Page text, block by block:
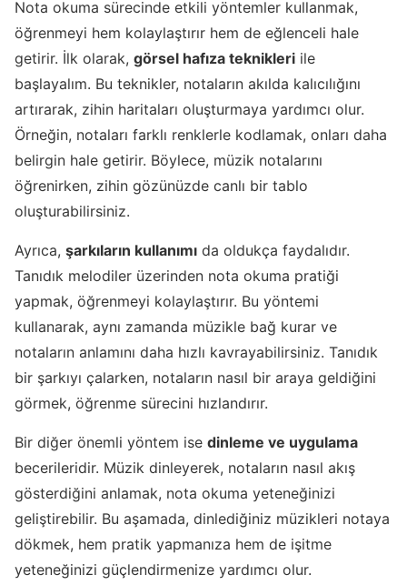
Nota okuma sürecinde etkili yöntemler kullanmak,
öğrenmeyi hem kolaylaştırır hem de eğlenceli hale
getirir. İlk olarak, görsel hafıza teknikleri ile
başlayalım. Bu teknikler, notaların akılda kalıcılığını
artırarak, zihin haritaları oluşturmaya yardımcı olur.
Örneğin, notaları farklı renklerle kodlamak, onları daha
belirgin hale getirir. Böylece, müzik notalarını
öğrenirken, zihin gözünüzde canlı bir tablo
oluşturabilirsiniz.
Ayrıca, şarkıların kullanımı da oldukça faydalıdır.
Tanıdık melodiler üzerinden nota okuma pratiği
yapmak, öğrenmeyi kolaylaştırır. Bu yöntemi
kullanarak, aynı zamanda müzikle bağ kurar ve
notaların anlamını daha hızlı kavrayabilirsiniz. Tanıdık
bir şarkıyı çalarken, notaların nasıl bir araya geldiğini
görmek, öğrenme sürecini hızlandırır.
Bir diğer önemli yöntem ise dinleme ve uygulama
becerileridir. Müzik dinleyerek, notaların nasıl akış
gösterdiğini anlamak, nota okuma yeteneğinizi
geliştirebilir. Bu aşamada, dinlediğiniz müzikleri notaya
dökmek, hem pratik yapmanıza hem de işitme
yeteneğinizi güçlendirmenize yardımcı olur.